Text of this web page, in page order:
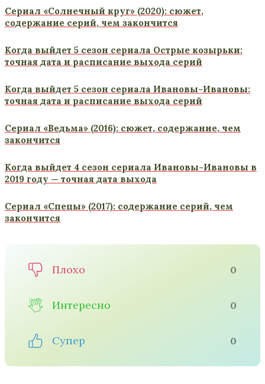
Сериал «Солнечный круг» (2020): сюжет,
содержание серий, чем закончится
Когда выйдет 5 сезон сериала Острые козырьки:
точная дата и расписание выхода серий
Когда выйдет 5 сезон сериала Ивановы-Ивановы:
точная дата и расписание выхода серий
Сериал «Ведьма» (2016): сюжет, содержание, чем
закончится
Когда выйдет 4 сезон сериала Ивановы-Ивановы в
2019 году — точная дата выхода
Сериал «Спецы» (2017): содержание серий, чем
закончится
Плохо 0
Интересно 0
Супер 0